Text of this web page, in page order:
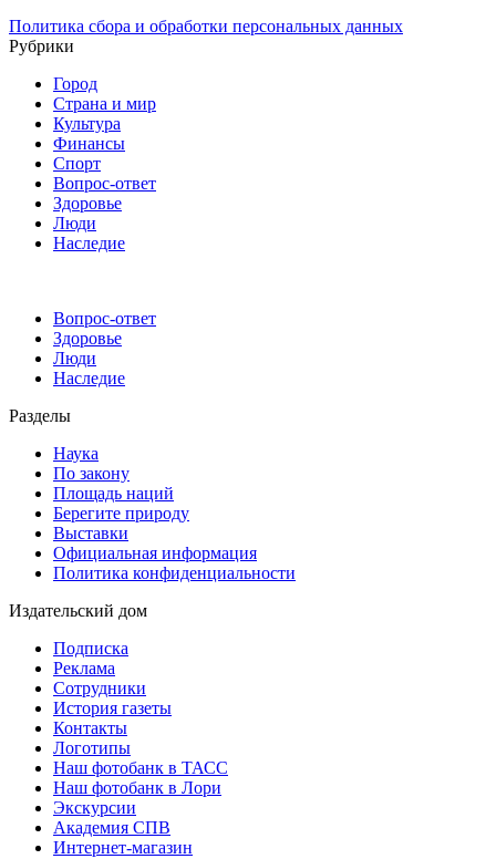
Политика сбора и обработки персональных данных
Рубрики
Город
Страна и мир
Культура
Финансы
Спорт
Вопрос-ответ
Здоровье
Люди
Наследие
Вопрос-ответ
Здоровье
Люди
Наследие
Разделы
Наука
По закону
Площадь наций
Берегите природу
Выставки
Официальная информация
Политика конфиденциальности
Издательский дом
Подписка
Реклама
Сотрудники
История газеты
Контакты
Логотипы
Наш фотобанк в ТАСС
Наш фотобанк в Лори
Экскурсии
Академия СПВ
Интернет-магазин